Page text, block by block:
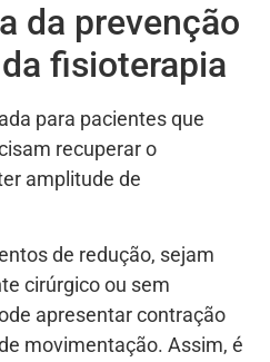
da prevenção
fisioterapia
para pacientes que
recuperar o
amplitude de
de redução, sejam
cirúrgico ou sem
apresentar contração
movimentação. Assim, é